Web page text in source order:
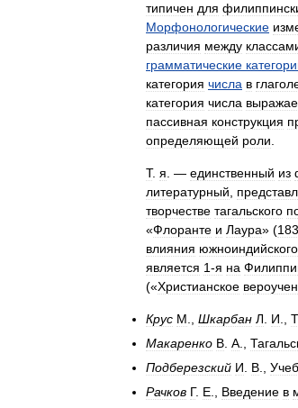
типичен для
Морфонологические
различия между
грамматические
категория числа в
категория числа
пассивная конструкция
определяющей роли
Т. я . — единственный из
литературный
творчестве тагальского
«Флоранте и Лаура» (
влияния южноиндийского
является 1‑я на
(«Христианское
Крус М Шкарбан Л И
Макаренко В А
Подберезский И В
Рачков Г. Е Введение в